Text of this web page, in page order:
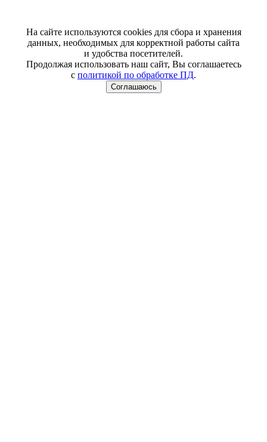
На сайте используются cookies для сбора и хранения
данных, необходимых для корректной работы сайта
и удобства посетителей.
Продолжая использовать наш сайт, Вы соглашаетесь
с политикой по обработке ПД.
Соглашаюсь